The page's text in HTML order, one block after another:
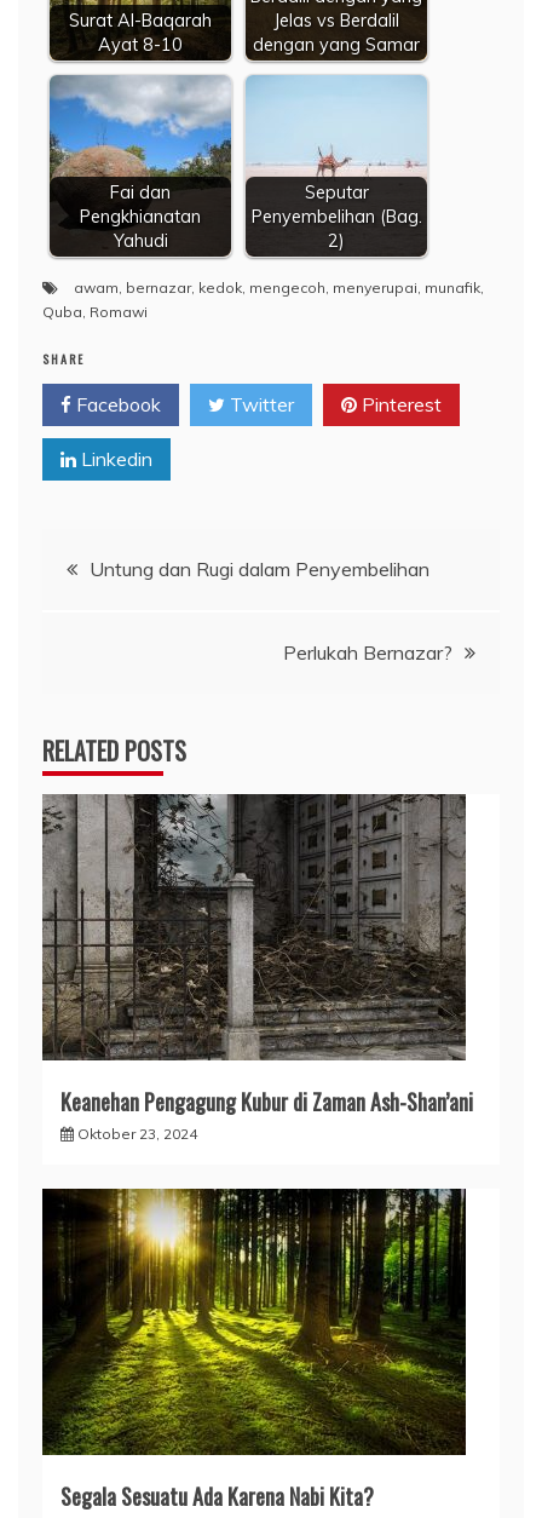
Surat Al-Baqarah
Ayat 8-10
Jelas vs Berdalil
dengan yang Samar
Fai dan
Pengkhianatan
Yahudi
Seputar
Penyembelihan (Bag.
2)
awam, bernazar, kedok, mengecoh, menyerupai, munafik,
Quba, Romawi
SHARE
Facebook Twitter Pinterest
Linkedin
Navigasi
Untung dan Rugi dalam Penyembelihan
Perlukah Bernazar?
RELATED POSTS
Keanehan Pengagung Kubur di Zaman Ash-Shan’ani
Oktober 23, 2024
Segala Sesuatu Ada Karena Nabi Kita?